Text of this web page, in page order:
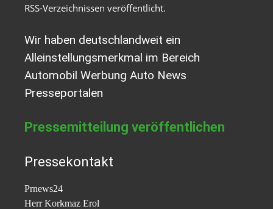
RSS-Verzeichnissen veröffentlicht.
Wir haben deutschlandweit ein
Alleinstellungsmerkmal im Bereich
Automobil Werbung Auto News
Presseportalen
Pressemitteilung veröffentlichen
Pressekontakt
Prnews24
Herr Korkmaz Erol